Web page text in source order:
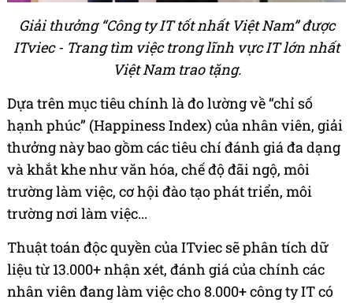
Giải thưởng “Công ty IT tốt nhất Việt Nam” được
ITviec - Trang tìm việc trong lĩnh vực IT lớn nhất
Việt Nam trao tặng.
Dựa trên mục tiêu chính là đo lường về “chỉ số
hạnh phúc” (Happiness Index) của nhân viên, giải
thưởng này bao gồm các tiêu chí đánh giá đa dạng
và khắt khe như văn hóa, chế độ đãi ngộ, môi
trường làm việc, cơ hội đào tạo phát triển, môi
trường nơi làm việc...
Thuật toán độc quyền của ITviec sẽ phân tích dữ
liệu từ 13.000+ nhận xét, đánh giá của chính các
nhân viên đang làm việc cho 8.000+ công ty IT có